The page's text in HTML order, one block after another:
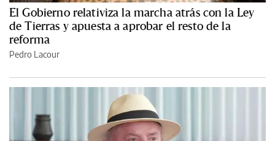
El Gobierno relativiza la marcha atrás con la Ley
de Tierras y apuesta a aprobar el resto de la
reforma
Pedro Lacour